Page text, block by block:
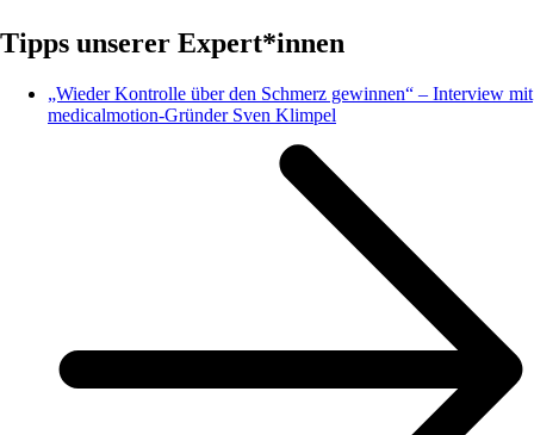
Tipps unserer Expert*innen
„Wieder Kontrolle über den Schmerz gewinnen“ – Interview mit
medicalmotion-Gründer Sven Klimpel